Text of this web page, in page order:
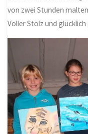
von zwei Stunden
Voller Stolz und